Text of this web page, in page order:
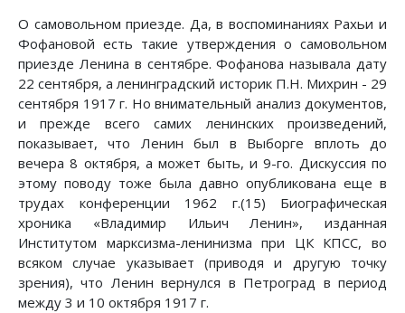
О самовольном приезде. Да, в воспоминаниях Рахьи и
Фофановой есть такие утверждения о самовольном
приезде Ленина в сентябре. Фофанова называла дату
22 сентября, а ленинградский историк П.Н. Михрин - 29
сентября 1917 г. Но внимательный анализ документов,
и прежде всего самих ленинских произведений,
показывает, что Ленин был в Выборге вплоть до
вечера 8 октября, а может быть, и 9-го. Дискуссия по
этому поводу тоже была давно опубликована еще в
трудах конференции 1962 г.(15) Биографическая
хроника «Владимир Ильич Ленин», изданная
Институтом марксизма-ленинизма при ЦК КПСС, во
всяком случае указывает (приводя и другую точку
зрения), что Ленин вернулся в Петроград в период
между 3 и 10 октября 1917 г.